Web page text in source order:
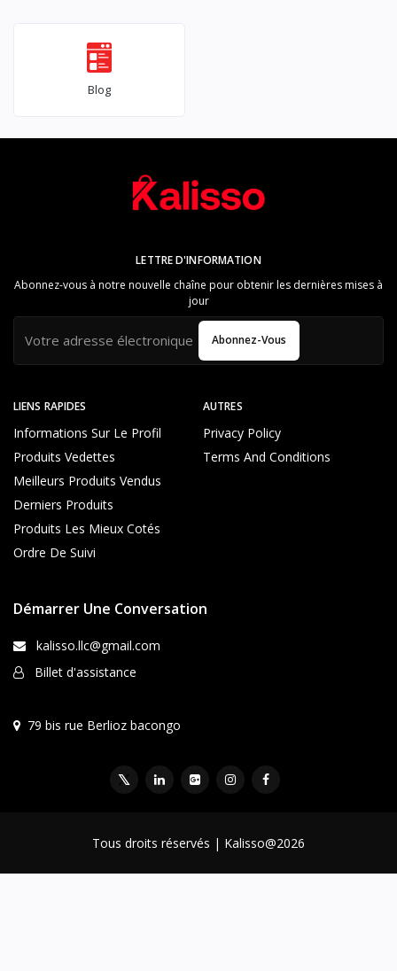
Blog
LIENS RAPIDES
Informations Sur Le Profil
Produits Vedettes
Meilleurs Produits Vendus
Derniers Produits
Produits Les Mieux Cotés
Ordre De Suivi
AUTRES
Privacy Policy
Terms And Conditions
LETTRE D'INFORMATION
Abonnez-vous à notre nouvelle chaîne pour obtenir les dernières mises à
jour
Abonnez-Vous
Démarrer Une Conversation
kalisso.llc@gmail.com
Billet d'assistance
79 bis rue Berlioz bacongo
Tous droits réservés | Kalisso@2026